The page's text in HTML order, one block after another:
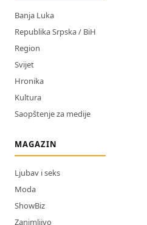
Banja Luka
Republika Srpska / BiH
Region
Svijet
Hronika
Kultura
Saopštenje za medije
MAGAZIN
Ljubav i seks
Moda
ShowBiz
Zanimljivo